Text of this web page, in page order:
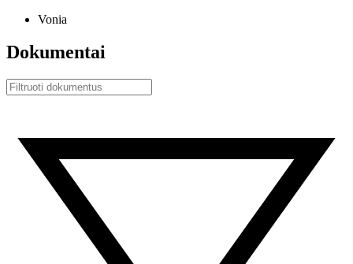
Vonia
Dokumentai